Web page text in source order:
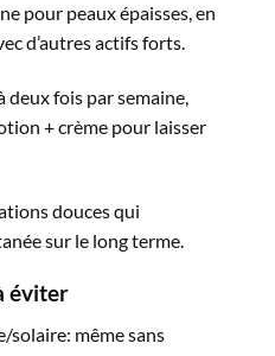
pour peaux épaisses, en
d’autres actifs forts.​
deux fois par semaine,
+ crème pour laisser
douces qui
sur le long terme.​
éviter
solaire: même sans